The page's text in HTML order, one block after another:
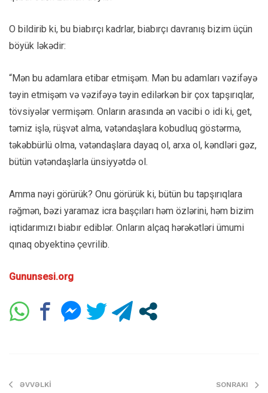
O bildirib ki, bu biabırçı kadrlar, biabırçı davranış bizim üçün
böyük ləkədir:
“Mən bu adamlara etibar etmişəm. Mən bu adamları vəzifəyə
təyin etmişəm və vəzifəyə təyin edilərkən bir çox tapşırıqlar,
tövsiyələr vermişəm. Onların arasında ən vacibi o idi ki, get,
təmiz işlə, rüşvət alma, vətəndaşlara kobudluq göstərmə,
təkəbbürlü olma, vətəndaşlara dayaq ol, arxa ol, kəndləri gəz,
bütün vətəndaşlarla ünsiyyətdə ol.
Amma nəyi görürük? Onu görürük ki, bütün bu tapşırıqlara
rəğmən, bəzi yaramaz icra başçıları həm özlərini, həm bizim
iqtidarımızı biabır ediblər. Onların alçaq hərəkətləri ümumi
qınaq obyektinə çevrilib.
Gununsesi.org
ƏVVƏLKI SONRAKI